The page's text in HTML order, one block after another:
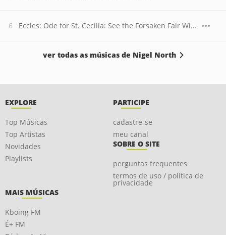
Eccles: Ode for St. Cecilia: See the Forsaken Fair With Streaming Eyes
ver todas as músicas de Nigel North
EXPLORE
Top Músicas
Top Artistas
Novidades
Playlists
PARTICIPE
cadastre-se
meu canal
SOBRE O SITE
perguntas frequentes
termos de uso / política de
privacidade
MAIS MÚSICAS
Kboing FM
É+ FM